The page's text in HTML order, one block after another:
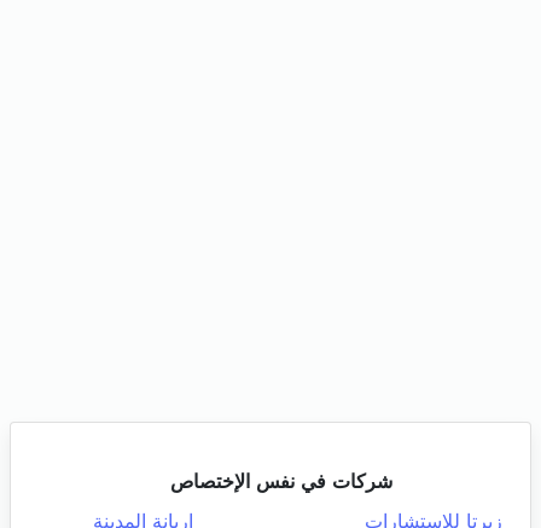
شركات في نفس الإختصاص
زيرتا للاستشارات
اريانة المدينة